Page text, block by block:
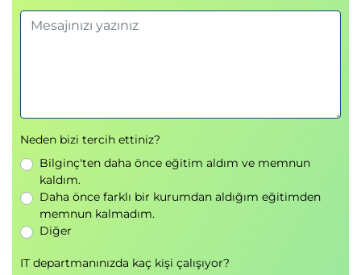
Neden bizi tercih ettiniz?
Bilginç'ten daha önce eğitim aldım ve memnun
kaldım.
Daha önce farklı bir kurumdan aldığım eğitimden
memnun kalmadım.
Diğer
IT departmanınızda kaç kişi çalışıyor?